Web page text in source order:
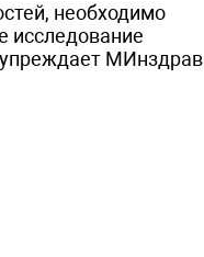
необходимо
исследование
МИнздрав